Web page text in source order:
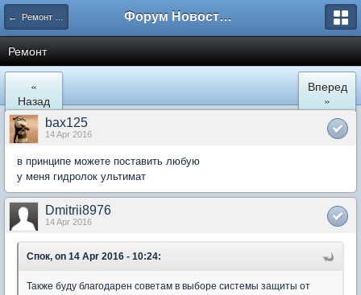
← Ремонт и обустройство Форум Новостройки
Ремонт
«
Назад
Вперед
»
bax125
14 Apr 2016
в принципе можете поставить любую
у меня гидролок ультимат
Dmitrii8976
14 Apr 2016
Спок, on 14 Apr 2016 - 10:24:
Также буду благодарен советам в выборе системы защиты от